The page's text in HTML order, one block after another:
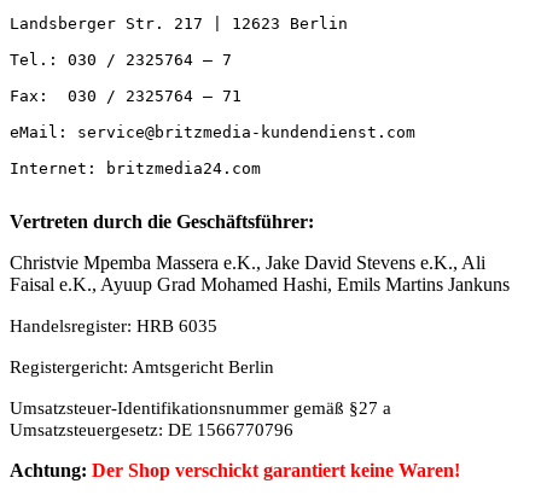
Landsberger Str. 217 | 12623 Berlin
Tel.: 030 / 2325764 – 7
Fax:  030 / 2325764 – 71
eMail: service@britzmedia-kundendienst.com
Internet: britzmedia24.com
Vertreten durch die Geschäftsführer:
Christvie Mpemba Massera e.K., Jake David Stevens e.K., Ali
Faisal e.K., Ayuup Grad Mohamed Hashi, Emils Martins Jankuns
Handelsregister: HRB 6035
Registergericht: Amtsgericht Berlin
Umsatzsteuer-Identifikationsnummer gemäß §27 a
Umsatzsteuergesetz: DE 1566770796
Achtung: Der Shop verschickt garantiert keine Waren!